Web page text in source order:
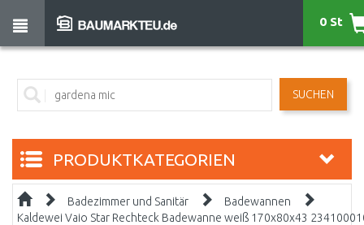
SUCHEN
0 St
PRODUKTKATEGORIEN
Badezimmer und Sanitär
Badewannen
Kaldewei Vaio Star Rechteck Badewanne weiß 170x80x43